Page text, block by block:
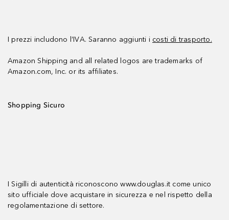
I prezzi includono l’IVA. Saranno aggiunti i costi di trasporto.
Amazon Shipping and all related logos are trademarks of
Amazon.com, Inc. or its affiliates.
Shopping Sicuro
I Sigilli di autenticità riconoscono www.douglas.it come unico
sito ufficiale dove acquistare in sicurezza e nel rispetto della
regolamentazione di settore.